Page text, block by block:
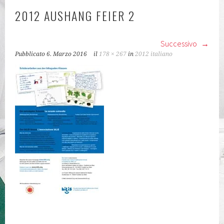
KLASSEN
2012 AUSHANG FEIER 2
Successivo
Pubblicato6. Marzo 2016 il 178 × 267 in2012 italiano